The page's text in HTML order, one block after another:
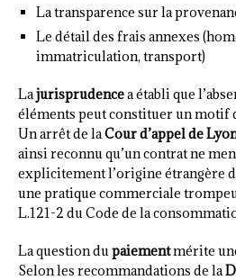
La transparence sur la
Le détail des frais annexes
immatriculation, transport)
Lajurisprudencea établi que
éléments peut constituer un motif
Un arrêt de laCour d’appel de
ainsi reconnu qu’un contrat ne
explicitement l’origine étrangère
une pratique commerciale
L.121-2 du Code de la
La question dupaiementmérite
Selon les recommandations de la